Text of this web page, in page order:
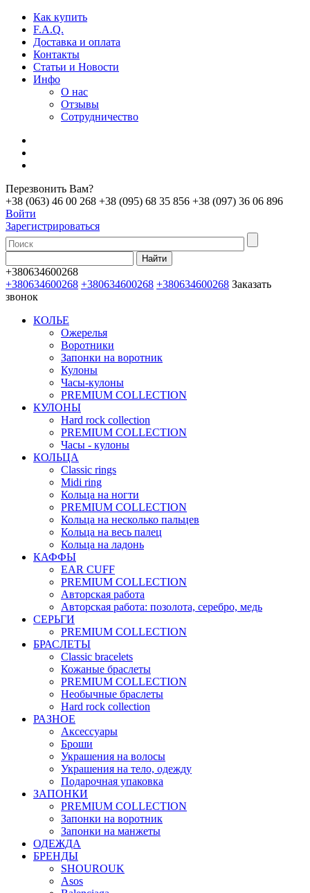
Как купить
F.A.Q.
Доставка и оплата
Контакты
Статьи и Новости
Инфо
О нас
Отзывы
Сотрудничество
Перезвонить Вам?
+38 (063) 46 00 268 +38 (095) 68 35 856 +38 (097) 36 06 896
Войти
Зарегистрироваться
+380634600268
+380634600268 +380634600268 +380634600268 Заказать
звонок
КОЛЬЕ
Ожерелья
Воротники
Запонки на воротник
Кулоны
Часы-кулоны
PREMIUM COLLECTION
КУЛОНЫ
Hard rock collection
PREMIUM COLLECTION
Часы - кулоны
КОЛЬЦА
Classic rings
Midi ring
Кольца на ногти
PREMIUM COLLECTION
Кольца на несколько пальцев
Кольца на весь палец
Кольца на ладонь
КАФФЫ
EAR CUFF
PREMIUM COLLECTION
Авторская работа
Авторская работа: позолота, серебро, медь
СЕРЬГИ
PREMIUM COLLECTION
БРАСЛЕТЫ
Classic bracelets
Кожаные браслеты
PREMIUM COLLECTION
Необычные браслеты
Hard rock collection
РАЗНОЕ
Аксессуары
Броши
Украшения на волосы
Украшения на тело, одежду
Подарочная упаковка
ЗАПОНКИ
PREMIUM COLLECTION
Запонки на воротник
Запонки на манжеты
ОДЕЖДА
БРЕНДЫ
SHOUROUK
Asos